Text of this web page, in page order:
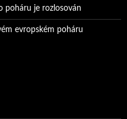
poháru je rozlosován
evropském poháru